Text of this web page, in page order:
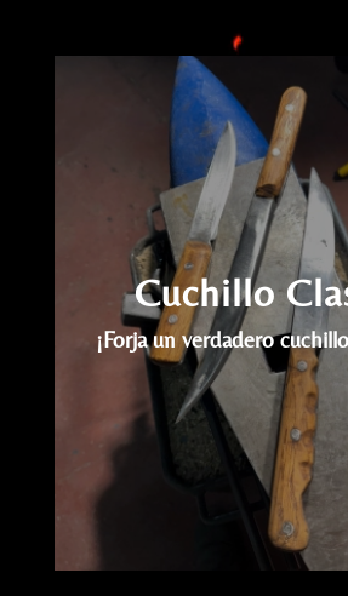
Cuchillo
¡Forja un verdadero